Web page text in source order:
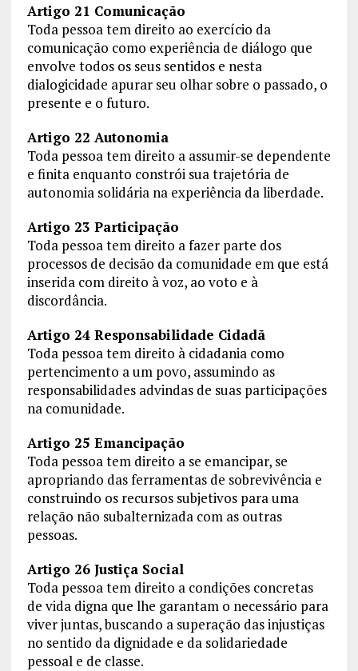
Artigo 21 Comunicação
Toda pessoa tem direito ao exercício da
comunicação como experiência de diálogo que
envolve todos os seus sentidos e nesta
dialogicidade apurar seu olhar sobre o passado, o
presente e o futuro.
Artigo 22 Autonomia
Toda pessoa tem direito a assumir-se dependente
e finita enquanto constrói sua trajetória de
autonomia solidária na experiência da liberdade.
Artigo 23 Participação
Toda pessoa tem direito a fazer parte dos
processos de decisão da comunidade em que está
inserida com direito à voz, ao voto e à
discordância.
Artigo 24 Responsabilidade Cidadã
Toda pessoa tem direito à cidadania como
pertencimento a um povo, assumindo as
responsabilidades advindas de suas participações
na comunidade.
Artigo 25 Emancipação
Toda pessoa tem direito a se emancipar, se
apropriando das ferramentas de sobrevivência e
construindo os recursos subjetivos para uma
relação não subalternizada com as outras
pessoas.
Artigo 26 Justiça Social
Toda pessoa tem direito a condições concretas
de vida digna que lhe garantam o necessário para
viver juntas, buscando a superação das injustiças
no sentido da dignidade e da solidariedade
pessoal e de classe.